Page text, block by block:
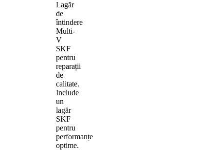
Lagăr
de
întindere
Multi-
V
SKF
pentru
reparații
de
calitate.
Include
un
lagăr
SKF
pentru
performanțe
optime.